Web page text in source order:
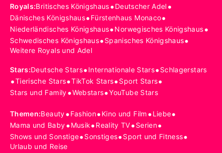
Royals:Britisches Königshaus•Deutscher Adel•
Dänisches Königshaus•Fürstenhaus Monaco•
Niederländisches Königshaus•Norwegisches Königshaus•
Schwedisches Königshaus•Spanisches Königshaus•
Weitere Royals und Adel
Stars:Deutsche Stars•Internationale Stars•Schlagerstars
•Tierische Stars•TikTok Stars•Sport Stars•
Stars und Family•Webstars•YouTube Stars
Themen:Beauty•Fashion•Kino und Film •Liebe•
Mama und Baby•Musik•Reality TV•Serien•
Shows und Sonstige•Sonstiges•Sport und Fitness•
Urlaub und Reise